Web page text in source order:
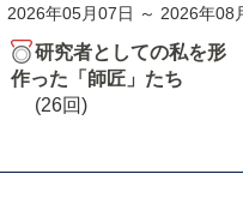
2026年05月07日 ～ 2026年08
研究者としての私を形
作った「師匠」たち
(26回)